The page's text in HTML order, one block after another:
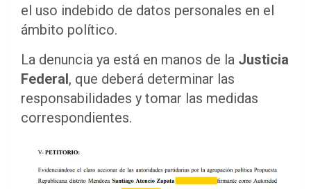
el uso indebido de datos personales en el
ámbito político.
La denuncia ya está en manos de la Justicia
Federal, que deberá determinar las
responsabilidades y tomar las medidas
correspondientes.